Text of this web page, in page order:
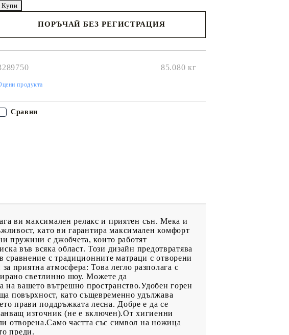
ПОРЪЧАЙ БЕЗ РЕГИСТРАЦИЯ
85.080 кг
продукта
Сравни
ви максимален релакс и приятен сън. Мека и
като ви гарантира максимален комфорт
пружини с джобчета, които работят
във всяка област. Този дизайн предотвратява
с традиционните матраци с отворени
приятна атмосфера: Това легло разполага с
светлинно шоу. Можете да
на вашето вътрешно пространство.Удобен горен
повърхност, като същевременно удължава
прави поддръжката лесна. Добре е да се
източник (не е включен).От хигиенни
отворена.Само частта със символ на ножица
преди.